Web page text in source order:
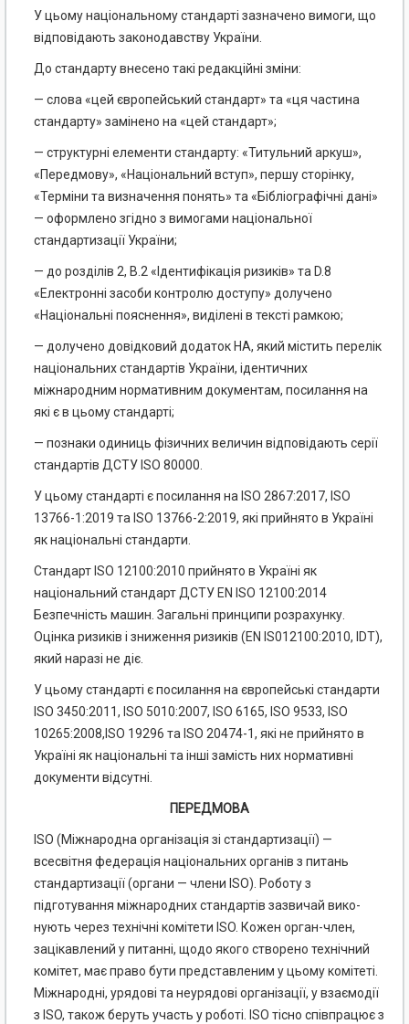
У цьому національному стандарті зазначено вимоги, що
відповідають законодавству України.
До стандарту внесено такі редакційні зміни:
— слова «цей європейський стандарт» та «ця частина
стандарту» замінено на «цей стандарт»;
— структурні елементи стандарту: «Титульний аркуш»,
«Передмову», «Національний вступ», першу сторінку,
«Терміни та визначення понять» та «Бібліографічні дані»
— оформлено згідно з вимо­гами національної
стандартизації України;
— до розділів 2, В.2 «Ідентифікація ризиків» та D.8
«Електронні засоби контролю доступу» долучено
«Національні пояснення», виділені в тексті рамкою;
— долучено довідковий додаток НА, який містить перелік
національних стандартів України, іден­тичних
міжнародним нормативним документам, посилання на
які є в цьому стандарті;
— познаки одиниць фізичних величин відповідають серії
стандартів ДСТУ ISO 80000.
У цьому стандарті є посилання на ISO 2867:2017, ISO
13766-1:2019 та ISO 13766-2:2019, які прийнято в Україні
як національні стандарти.
Стандарт ISO 12100:2010 прийнято в Україні як
національний стандарт ДСТУ EN ISO 12100:2014
Безпечність машин. Загальні принципи розрахунку.
Оцінка ризиків і зниження ризиків (EN IS012100:2010, IDT),
який наразі не діє.
У цьому стандарті є посилання на європейські стандарти
ISO 3450:2011, ISO 5010:2007, ISO 6165, ISO 9533, ISO
10265:2008,ISO 19296 та ISO 20474-1, які не прийнято в
Україні як національні та інші замість них нормативні
документи відсутні.
ПЕРЕДМОВА
ISO (Міжнародна організація зі стандартизації) —
всесвітня федерація національних органів з питань
стандартизації (органи — члени ISO). Роботу з
підготування міжнародних стандартів зазвичай вико­
нують через технічні комітети ISO. Кожен орган-член,
зацікавлений у питанні, щодо якого створено технічний
комітет, має право бути представленим у цьому комітеті.
Міжнародні, урядові та неурядові організації, у взаємодії
з ISO, також беруть участь у роботі. ISO тісно співпрацює з